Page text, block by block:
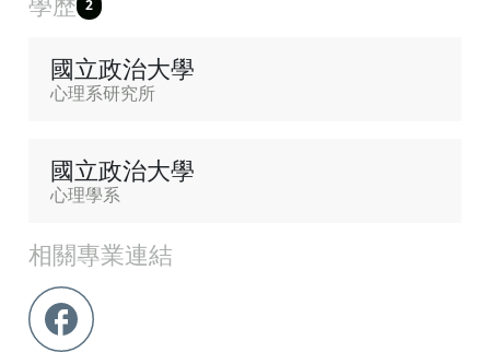
2
國立政治大學
心理系研究所
國立政治大學
心理學系
相關專業連結